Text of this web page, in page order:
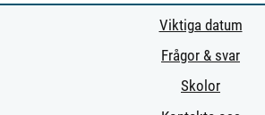
Viktiga datum
Frågor & svar
Skolor